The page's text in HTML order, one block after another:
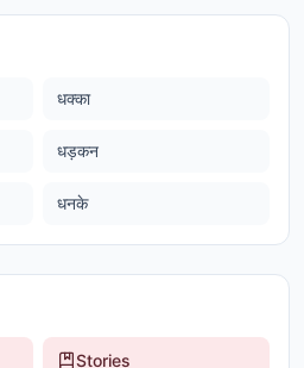
धक्का
धड़कन
धनके
Stories